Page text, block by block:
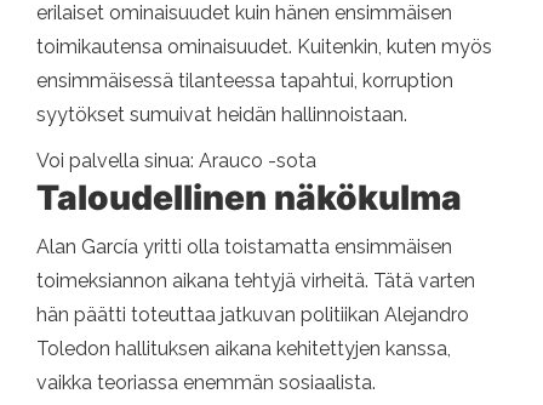
erilaiset ominaisuudet kuin hänen ensimmäisen
toimikautensa ominaisuudet. Kuitenkin, kuten myös
ensimmäisessä tilanteessa tapahtui, korruption
syytökset sumuivat heidän hallinnoistaan.
Voi palvella sinua: Arauco -sota
Taloudellinen näkökulma
Alan García yritti olla toistamatta ensimmäisen
toimeksiannon aikana tehtyjä virheitä. Tätä varten
hän päätti toteuttaa jatkuvan politiikan Alejandro
Toledon hallituksen aikana kehitettyjen kanssa,
vaikka teoriassa enemmän sosiaalista.